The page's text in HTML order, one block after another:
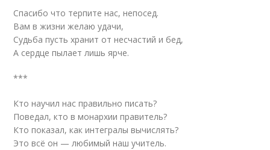
Спасибо что терпите нас, непосед.
Вам в жизни желаю удачи,
Судьба пусть хранит от несчастий и бед,
А сердце пылает лишь ярче.
***
Кто научил нас правильно писать?
Поведал, кто в монархии правитель?
Кто показал, как интегралы вычислять?
Это всё он — любимый наш учитель.